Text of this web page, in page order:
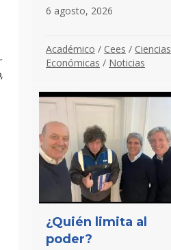
,
6 agosto, 2026
Académico / Cees / Ciencias
Económicas / Noticias
¿Quién limita al
poder?